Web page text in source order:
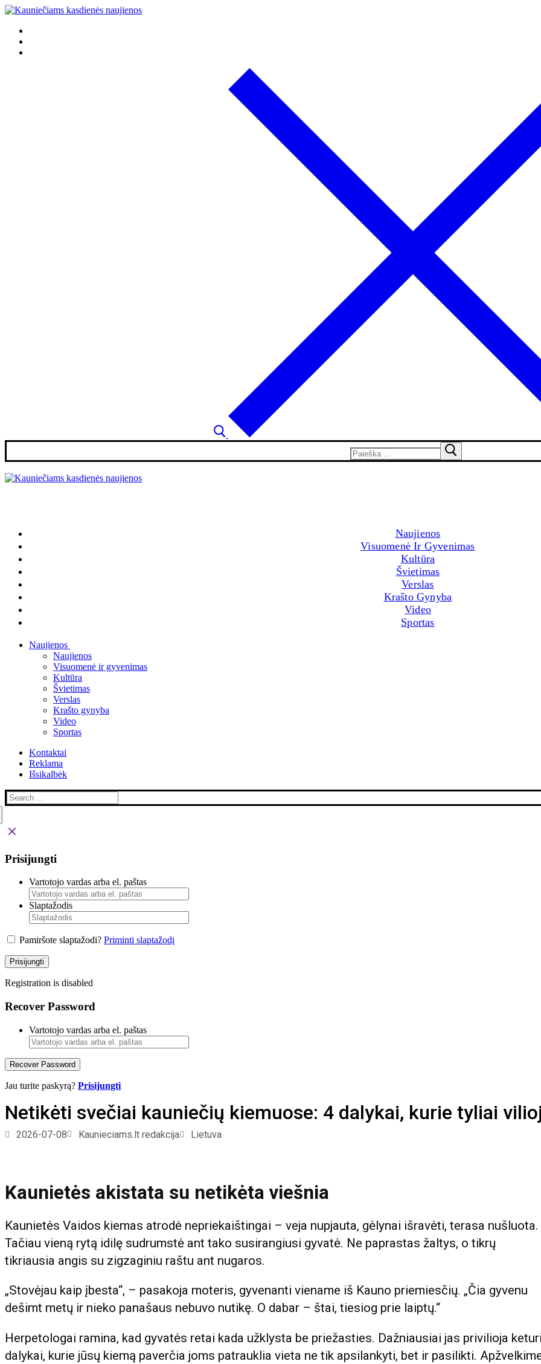
Naujienos
Visuomenė Ir Gyvenimas
Kultūra
Švietimas
Verslas
Krašto Gynyba
Video
Sportas
Naujienos
Naujienos
Visuomenė ir gyvenimas
Kultūra
Švietimas
Verslas
Krašto gynyba
Video
Sportas
Kontaktai
Reklama
Išsikalbėk
Prisijungti
Vartotojo vardas arba el. paštas
Slaptažodis
Pamiršote slaptažodi? Priminti slaptažodį
Prisijungti
Registration is disabled
Recover Password
Vartotojo vardas arba el. paštas
Recover Password
Jau turite paskyrą? Prisijungti
Netikėti svečiai kauniečių kiemuose: 4 dalykai, kurie tyliai
2026-07-08 Kaunieciams.lt redakcija Lietuva
Kaunietės akistata su netikėta viešnia
Kaunietės Vaidos kiemas atrodė nepriekaištingai – veja nupjauta, gėlynai išravėti, terasa nušluota.
Tačiau vieną rytą idilę sudrumstė ant tako susirangiusi gyvatė. Ne paprastas žaltys, o tikrų
tikriausia angis su zigzaginiu raštu ant nugaros.
„Stovėjau kaip įbesta“, – pasakoja moteris, gyvenanti viename iš Kauno priemiesčių. „Čia gyvenu
dešimt metų ir nieko panašaus nebuvo nutikę. O dabar – štai, tiesiog prie laiptų.“
Herpetologai ramina, kad gyvatės retai kada užklysta be priežasties. Dažniausiai jas privilioja
dalykai, kurie jūsų kiemą paverčia joms patrauklia vieta ne tik apsilankyti, bet ir pasilikti.